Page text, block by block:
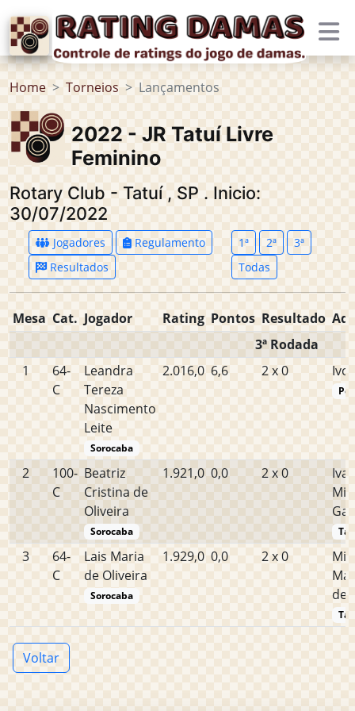
Home Torneios Lançamentos
2022 - JR Tatuí Livre
Feminino
Rotary Club - Tatuí , SP . Inicio:
30/07/2022
Jogadores
Regulamento
Resultados
1ª 2ª
3ª
Todas
Mesa Cat. Jogador Rating Pontos Resultado
3ª Rodada
1
64-
C
Leandra
Tereza
Nascimento
Leite
Sorocaba
2.016,0 6,6 2 x 0
2
100-
C
Beatriz
Cristina de
Oliveira
Sorocaba
1.921,0 0,0 2 x 0
3
64-
C
Lais Maria
de Oliveira
Sorocaba
1.929,0 0,0 2 x 0
de
Voltar